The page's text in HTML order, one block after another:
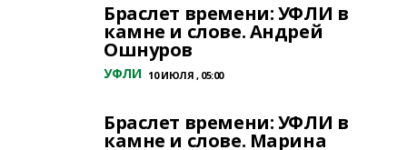
Браслет времени: УФЛИ в
камне и слове. Андрей
Ошнуров
УФЛИ 10 ИЮЛЯ , 05:00
Браслет времени: УФЛИ в
камне и слове. Марина